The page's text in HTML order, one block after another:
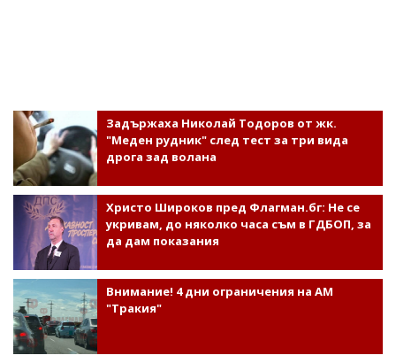
Задържаха Николай Тодоров от жк.
"Меден рудник" след тест за три вида
дрога зад волана
Христо Широков пред Флагман.бг: Не се
укривам, до няколко часа съм в ГДБОП, за
да дам показания
Внимание! 4 дни ограничения на АМ
"Тракия"